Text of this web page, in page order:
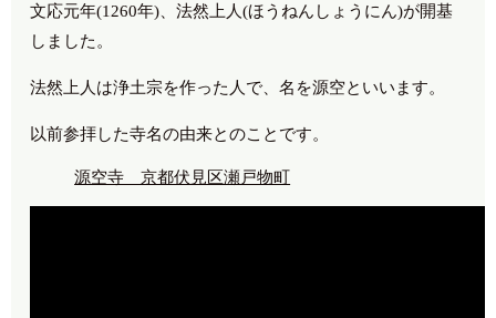
文応元年(1260年)、法然上人(ほうねんしょうにん)が開基
しました。
法然上人は浄土宗を作った人で、名を源空といいます。
以前参拝した寺名の由来とのことです。
源空寺 京都伏見区瀬戸物町